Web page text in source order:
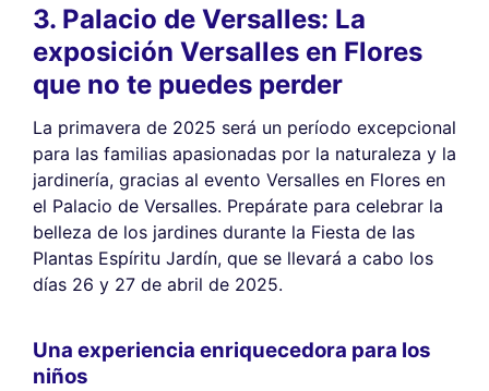
3. Palacio de Versalles: La
exposición Versalles en Flores
que no te puedes perder
La primavera de 2025 será un período excepcional
para las familias apasionadas por la naturaleza y la
jardinería, gracias al evento Versalles en Flores en
el Palacio de Versalles. Prepárate para celebrar la
belleza de los jardines durante la Fiesta de las
Plantas Espíritu Jardín, que se llevará a cabo los
días 26 y 27 de abril de 2025.
Una experiencia enriquecedora para los
niños